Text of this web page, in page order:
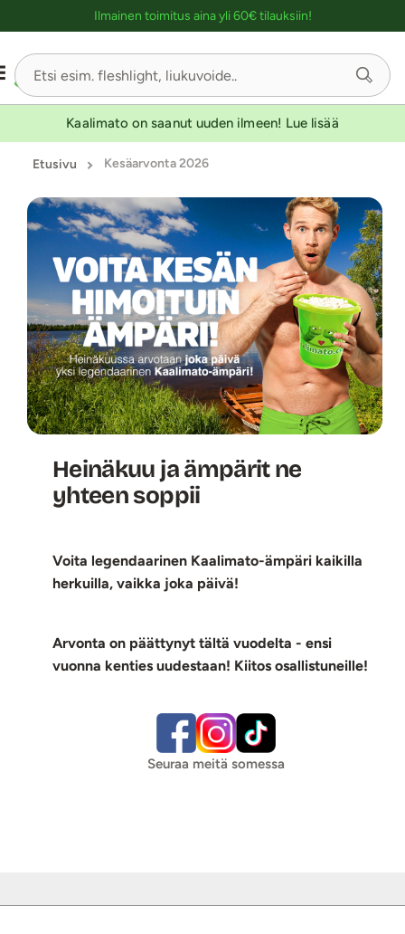
Ilmainen toimitus aina yli 60€ tilauksiin!
Kaalimato on saanut uuden ilmeen! Lue lisää
Etusivu Kesäarvonta 2026
Heinäkuu ja ämpärit ne
yhteen soppii
Voita legendaarinen Kaalimato-ämpäri kaikilla
herkuilla, vaikka joka päivä!
Arvonta on päättynyt tältä vuodelta - ensi
vuonna kenties uudestaan! Kiitos osallistuneille!
Seuraa meitä somessa